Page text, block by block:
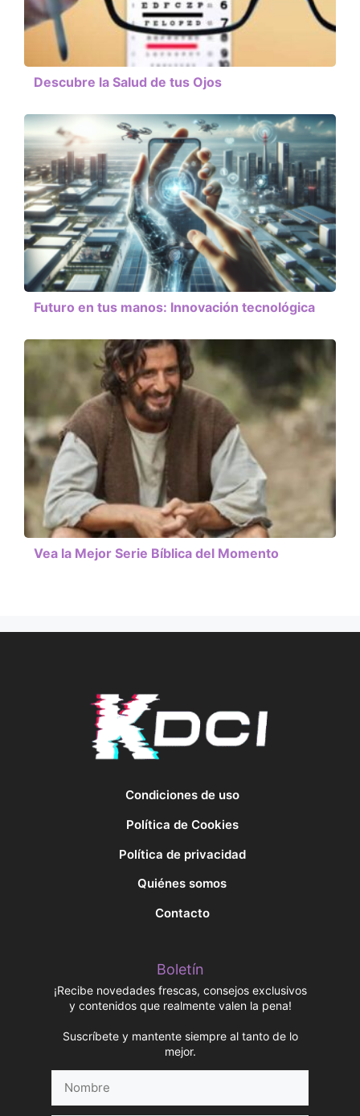
Descubre la Salud de tus Ojos
Futuro en tus manos: Innovación tecnológica
Vea la Mejor Serie Bíblica del Momento
Condiciones de uso
Política de Cookies
Política de privacidad
Quiénes somos
Contacto
Boletín
¡Recibe novedades frescas, consejos exclusivos
y contenidos que realmente valen la pena!
Suscríbete y mantente siempre al tanto de lo
mejor.